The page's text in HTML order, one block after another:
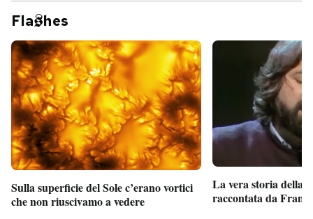
Fla hes
Sulla superficie del Sole c’erano vortici
che non riuscivamo a vedere
La vera storia della
raccontata da